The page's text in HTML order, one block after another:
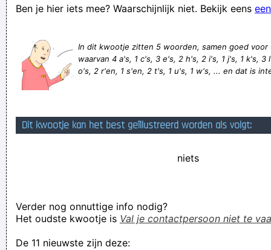
Smaken verschillen. De mijne is namelijk goed en de jouwe
friends at work have been dreaming about. The details on
the webpage is excellent and needed and is going to help my
wife and I in our studies all thr
getrokken. En dat terwijl onderbroeken meestal UIT de plooi
bescheidenheid siert de pens
Je moet toch maar zin hebben om die SCHIT van Trump
Ben je hier iets mee? Waarschijnlijk niet. Bekijk eens
In dit kwootje zitten 5 woorden, samen goed
waarvan 4 a's, 1 c's, 3 e's, 2 h's, 2 i's, 1 j's, 1 k's, 3
o's, 2 r'en, 1 s'en, 2 t's, 1 u's, 1 w's, ... en dat is
Dit kwootje kan het best geïllustreerd worden als volgt:
niets
Verder nog onnuttige info nodig?
Het oudste kwootje is Val je contactpersoon niet te
De 11 nieuwste zijn deze: